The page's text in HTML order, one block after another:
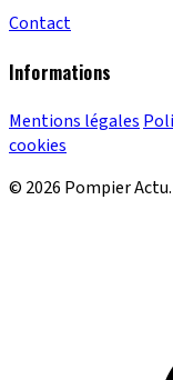
Contact
Informations
Mentions légales
cookies
© 2026 Pompier